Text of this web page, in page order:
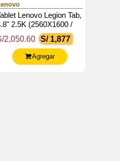
Lenovo Legion Tab,
2.5K (2560X1600 /
Ltps / 500Nits(Typical) /
/ Glossy / Touch
2,050.60 S/ 1,877
Agregar